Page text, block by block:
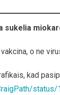
sukelia
o ne
kad